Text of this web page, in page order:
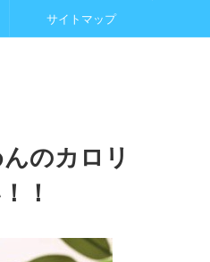
サイトマップ
のカロリ
！